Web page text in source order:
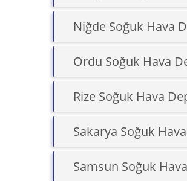
Niğde Soğuk Hava
Ordu Soğuk Hava
Rize Soğuk Hava
Sakarya Soğuk
Samsun Soğuk